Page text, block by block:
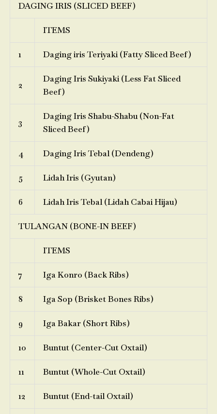
DAGING IRIS (SLICED BEEF)
ITEMS
1 Daging iris Teriyaki (Fatty Sliced Beef)
2
Daging Iris Sukiyaki (Less Fat Sliced
Beef)
3
Daging Iris Shabu-Shabu (Non-Fat
Sliced Beef)
4 Daging Iris Tebal (Dendeng)
5 Lidah Iris (Gyutan)
6 Lidah Iris Tebal (Lidah Cabai Hijau)
TULANGAN (BONE-IN BEEF)
ITEMS
7 Iga Konro (Back Ribs)
8 Iga Sop (Brisket Bones Ribs)
9 Iga Bakar (Short Ribs)
10 Buntut (Center-Cut Oxtail)
11 Buntut (Whole-Cut Oxtail)
12 Buntut (End-tail Oxtail)